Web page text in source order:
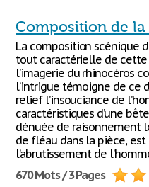
Composition de la
La composition scénique
tout caractérielle de cette
l’imagerie du rhinocéros
l’intrigue témoigne de ce
relief l’insouciance de
caractéristiques d’une
dénuée de raisonnement
de fléau dans la pièce,
l’abrutissement de
670 Mots / 3 Pages